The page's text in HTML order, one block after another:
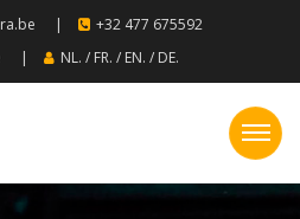
|
+32 477 675592
| NL. / FR. / EN. / DE.